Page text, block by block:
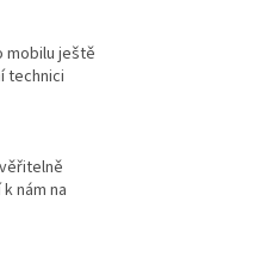
mobilu ještě
technici
nám na